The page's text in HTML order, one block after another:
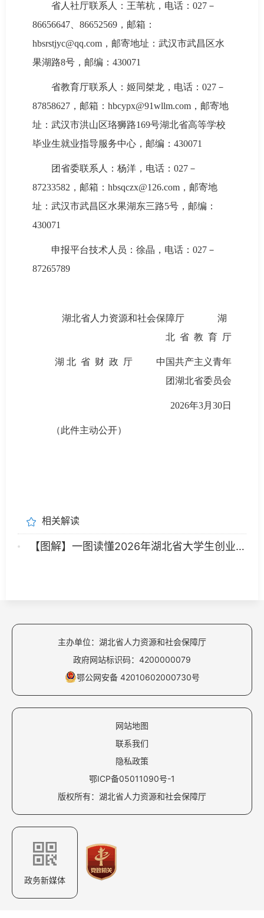
省人社厅联系人：王苇杭，电话：027－
86656647、86652569，邮箱：
hbsrstjyc@qq.com，邮寄地址：武汉市武昌区水
果湖路8号，邮编：430071
省教育厅联系人：姬同桀龙，电话：027－
87858627，邮箱：hbcypx@91wllm.com，邮寄地
址：武汉市洪山区珞狮路169号湖北省高等学校
毕业生就业指导服务中心，邮编：430071
团省委联系人：杨洋，电话：027－
87233582，邮箱：hbsqczx@126.com，邮寄地
址：武汉市武昌区水果湖东三路5号，邮编：
430071
申报平台技术人员：徐晶，电话：027－
87265789
湖北省人力资源和社会保障厅 湖
北 省 教 育 厅
湖 北 省 财 政 厅 中国共产主义青年
团湖北省委员会
2026年3月30日
（此件主动公开）
相关解读
【图解】一图读懂2026年湖北省大学生创业扶持项目
主办单位：湖北省人力资源和社会保障厅
政府网站标识码：4200000079
鄂公网安备 42010602000730号
网站地图
联系我们
隐私政策
鄂ICP备05011090号-1
版权所有：湖北省人力资源和社会保障厅
政务新媒体